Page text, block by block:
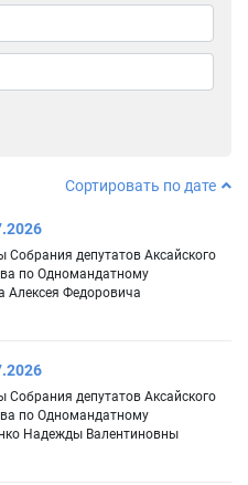
Сортировать по дате
Собрания депутатов Аксайского
по Одномандатному
Алексея Федоровича
Собрания депутатов Аксайского
по Одномандатному
Надежды Валентиновны